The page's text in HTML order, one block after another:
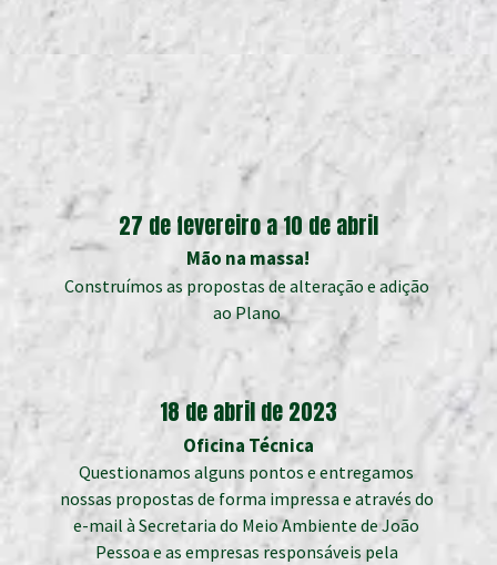
27 de fevereiro a 10 de abril
Mão na massa!
Construímos as propostas de alteração e adição
ao Plano
18 de abril de 2023
Oficina Técnica
Questionamos alguns pontos e entregamos
nossas propostas de forma impressa e através do
e-mail à Secretaria do Meio Ambiente de João
Pessoa e as empresas responsáveis pela